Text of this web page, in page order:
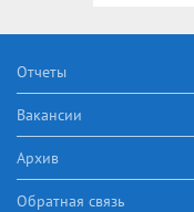
Отчеты
Вакансии
Архив
Обратная связь